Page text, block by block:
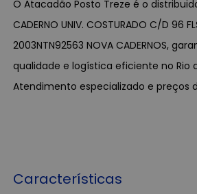
O Atacadão Posto Treze é o
CADERNO UNIV. COSTURADO C/D 96
2003NTN92563 NOVA CADERNOS,
qualidade e logística eficiente no Rio
Atendimento especializado e preços
Características